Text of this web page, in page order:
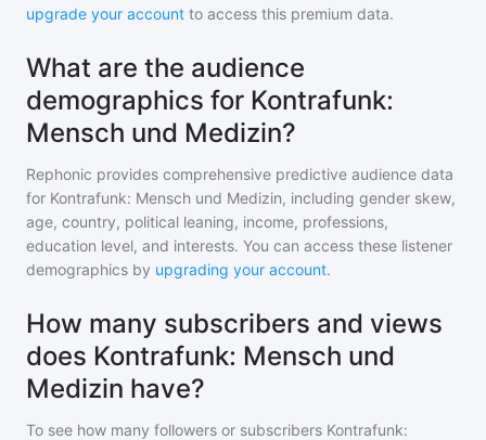
upgrade your account to access this premium data.
What are the audience
demographics for Kontrafunk:
Mensch und Medizin?
Rephonic provides comprehensive predictive audience data
for Kontrafunk: Mensch und Medizin, including gender skew,
age, country, political leaning, income, professions,
education level, and interests. You can access these listener
demographics by upgrading your account.
How many subscribers and views
does Kontrafunk: Mensch und
Medizin have?
To see how many followers or subscribers Kontrafunk: